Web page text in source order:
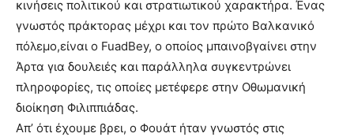
κινήσεις πολιτικού και στρατιωτικού χαρακτήρα. Ένας
γνωστός πράκτορας μέχρι και τον πρώτο Βαλκανικό
πόλεμο,είναι ο FuadBey, ο οποίος μπαινοβγαίνει στην
Άρτα για δουλειές και παράλληλα συγκεντρώνει
πληροφορίες, τις οποίες μετέφερε στην Οθωμανική
διοίκηση Φιλιππιάδας.
Απ’ ότι έχουμε βρει, ο Φουάτ ήταν γνωστός στις